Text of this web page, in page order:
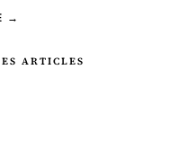
→
ARTICLES